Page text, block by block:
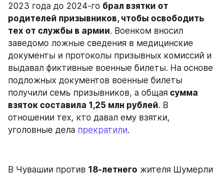
2023 года до 2024-го брал взятки от
родителей призывников, чтобы освободить
тех от службы в армии. Военком вносил
заведомо ложные сведения в медицинские
документы и протоколы призывных комиссий и
выдавал фиктивные военные билеты. На основе
подложных документов военные билеты
получили семь призывников, а общая сумма
взяток составила 1,25 млн рублей. В
отношении тех, кто давал ему взятки,
уголовные дела прекратили.
В Чувашии против 18-летнего